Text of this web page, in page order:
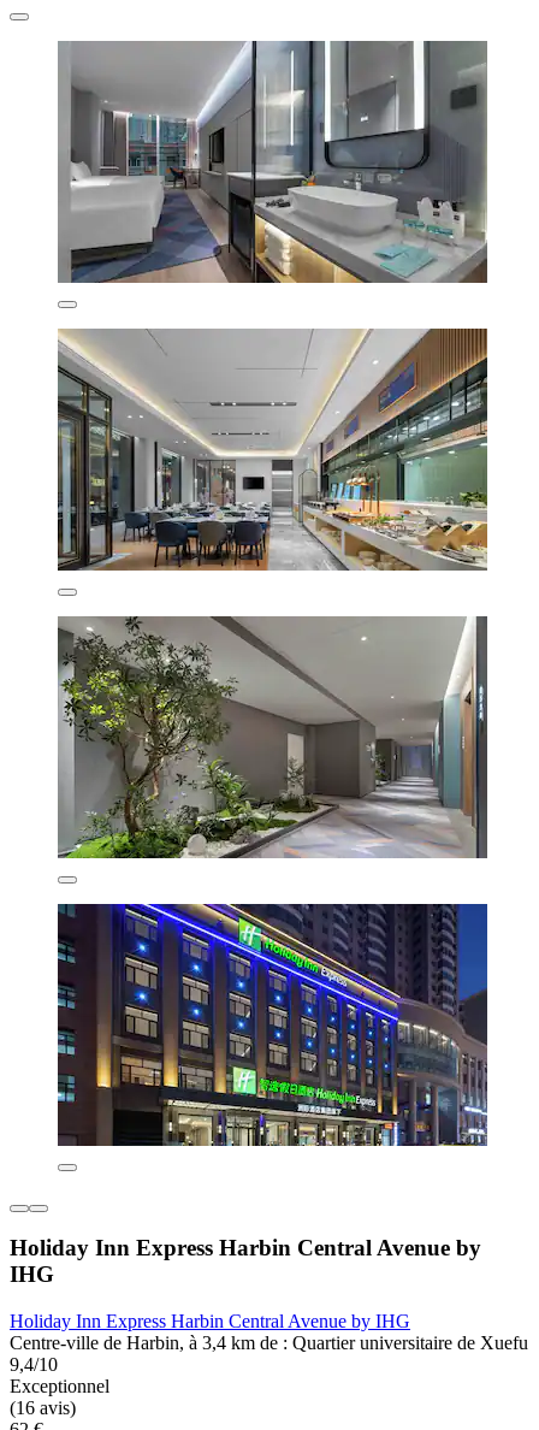
Holiday Inn Express Harbin Central Avenue by
IHG
Holiday Inn Express Harbin Central Avenue by IHG
Centre-ville de Harbin, à 3,4 km de : Quartier universitaire de Xuefu
9,4/10
Exceptionnel
(16 avis)